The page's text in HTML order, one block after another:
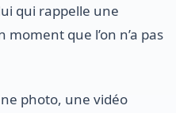
qui rappelle une
que l’on n’a pas
photo, une vidéo